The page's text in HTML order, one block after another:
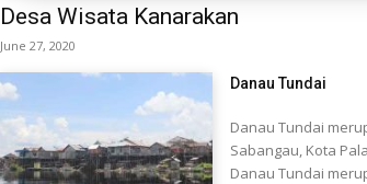
Desa Wisata Kanarakan
June 27, 2020
Danau Tundai
Danau Tundai
Sabangau, Kota
Danau Tundai